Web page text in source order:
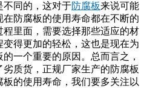
不同的，这对于防腐板来说可能
防腐板的使用寿命都在不断的
里面，需要选择那些适应的材
得更加的轻松，这也是现在为
一个重要的原因。总而言之，
质货，正规厂家生产的防腐板
的使用寿命，我们要多关注以